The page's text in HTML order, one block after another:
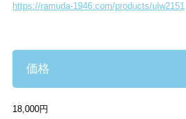
https://ramuda-1946.com/products/ulw2151
価格
18,000円